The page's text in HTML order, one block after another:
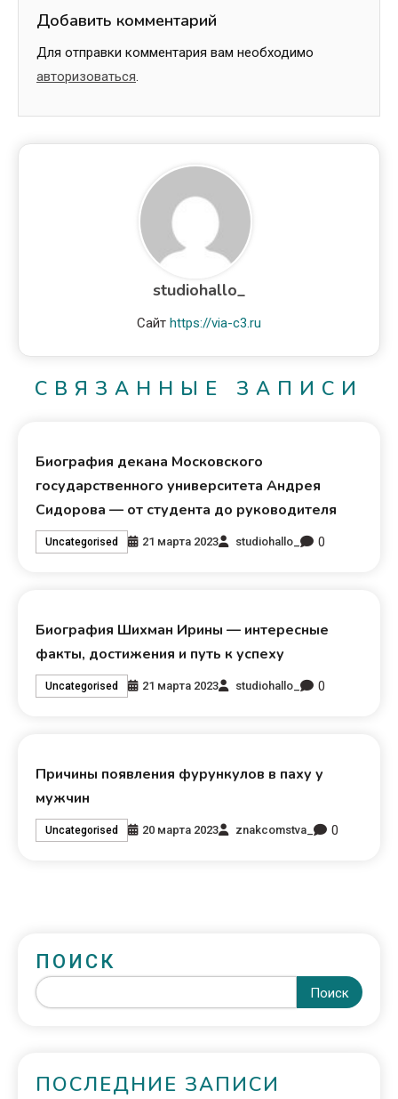
Добавить комментарий
Для отправки комментария вам необходимо
авторизоваться.
studiohallo_
Сайт https://via-c3.ru
СВЯЗАННЫЕ ЗАПИСИ
Биография декана Московского
государственного университета Андрея
Сидорова — от студента до руководителя
Uncategorised 21 марта 2023 studiohallo_ 0
Биография Шихман Ирины — интересные
факты, достижения и путь к успеху
Uncategorised 21 марта 2023 studiohallo_ 0
Причины появления фурункулов в паху у
мужчин
Uncategorised 20 марта 2023 znakcomstva_ 0
ПОИСК
Поиск
ПОСЛЕДНИЕ ЗАПИСИ